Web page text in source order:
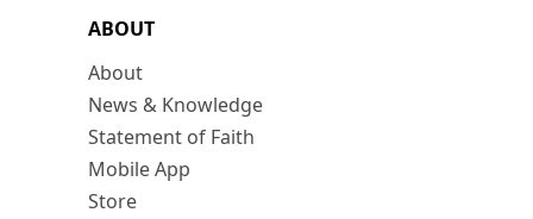
ABOUT
About
News & Knowledge
Statement of Faith
Mobile App
Store